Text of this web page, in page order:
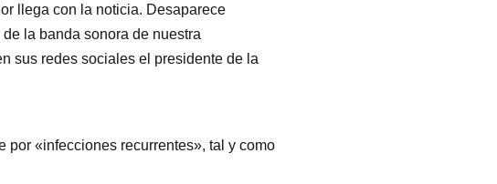
llega con la noticia. Desaparece
la banda sonora de nuestra
sus redes sociales el presidente de la
por «infecciones recurrentes», tal y como